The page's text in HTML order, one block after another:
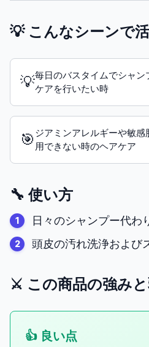
💡 こんなシーンで
💡毎日のバスタイムでシャ
ケアを行いたい時
🎯 ジアミンアレルギーや敏
用できない時のヘアケア
🔧 使い方
日々のシャンプー代わ
頭皮の汚れ洗浄および
⚔️ この商品の強み
👍 良い点